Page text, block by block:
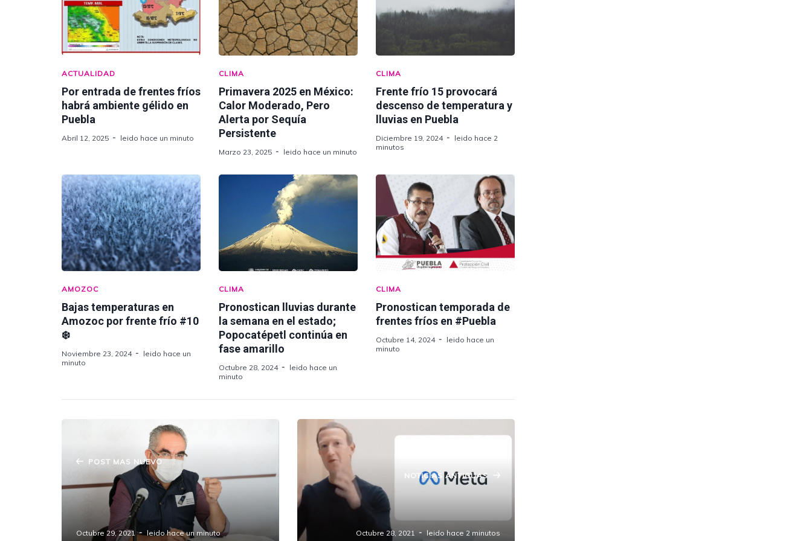
ACTUALIDAD
Por entrada de frentes fríos
habrá ambiente gélido en
Puebla
Abril 12, 2025 leido hace un minuto
CLIMA
Primavera 2025 en México:
Calor Moderado, Pero
Alerta por Sequía
Persistente
Marzo 23, 2025 leido hace un minuto
CLIMA
Frente frío 15 provocará
descenso de temperatura y
lluvias en Puebla
Diciembre 19, 2024
leido hace 2
minutos
AMOZOC
Bajas temperaturas en
Amozoc por frente frío #10
❄️
Noviembre 23, 2024
leido hace un
minuto
CLIMA
Pronostican lluvias durante
la semana en el estado;
Popocatépetl continúa en
fase amarillo
Octubre 28, 2024
leido hace un
minuto
CLIMA
Pronostican temporada de
frentes fríos en #Puebla
Octubre 14, 2024
leido hace un
minuto
POST MAS NUEVO
Jornada extraordinaria de
vacunación para zona conurbada de
Puebla.
Octubre 29, 2021 leido hace un minuto
NOTICIAS ANTIGUAS
Facebook cambiará su nombre a
"Meta" a partir de hoy.
Octubre 28, 2021 leido hace 2 minutos